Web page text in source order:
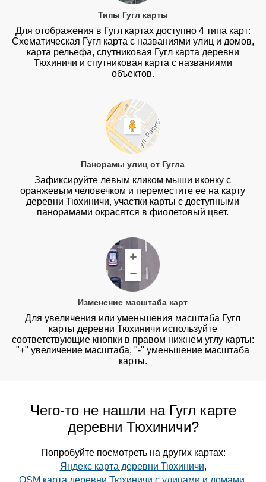
Типы Гугл карты
Для отображения в Гугл картах доступно 4 типа карт:
Схематическая Гугл карта с названиями улиц и домов,
карта рельефа, спутниковая Гугл карта деревни
Тюхиничи и спутниковая карта с названиями
объектов.
Панорамы улиц от Гугла
Зафиксируйте левым кликом мыши иконку с
оранжевым человечком и переместите ее на карту
деревни Тюхиничи, участки карты с доступными
панорамами окрасятся в фиолетовый цвет.
Изменение масштаба карт
Для увеличения или уменьшения масштаба Гугл
карты деревни Тюхиничи используйте
соответствующие кнопки в правом нижнем углу карты:
"+" увеличение масштаба, "-" уменьшение масштаба
карты.
Чего-то не нашли на Гугл карте
деревни Тюхиничи?
Попробуйте посмотреть на других картах:
Яндекс карта деревни Тюхиничи,